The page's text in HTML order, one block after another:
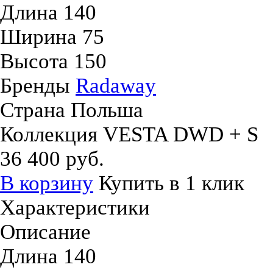
Длина 140
Ширина 75
Высота 150
Бренды Radaway
Страна Польша
Коллекция VESTA DWD + S
36 400 руб.
В корзину Купить в 1 клик
Характеристики
Описание
Длина 140